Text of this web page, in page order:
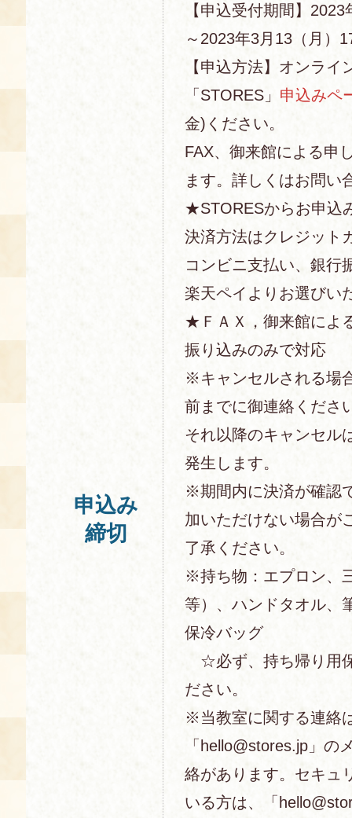
申込み
締切
【申込受付期間】
～2023年3月13（月）
【申込方法】オンライ
「STORES」 申込みペ
金)ください。
FAX、御来館による申
ます。詳しくはお問い
★STORESからお申込
決済方法はクレジット
コンビニ支払い、銀行
楽天ペイよりお選びい
★ＦＡＸ，御来館によ
振り込みのみで対応
※キャンセルされる場
前までに御連絡くださ
それ以降のキャンセル
発生します。
※期間内に決済が確認
加いただけない場合が
了承ください。
※持ち物：エプロン、
等）、ハンドタオル、
保冷バッグ
☆必ず、持ち帰り用
ださい。
※当教室に関する連絡
「hello@stores.jp」の
絡があります。セキュ
いる方は、「